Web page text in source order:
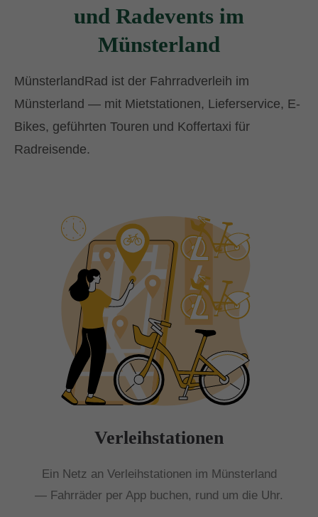
und Radevents im
Münsterland
MünsterlandRad ist der Fahrradverleih im
Münsterland — mit Mietstationen, Lieferservice, E-
Bikes, geführten Touren und Koffertaxi für
Radreisende.
Verleihstationen
Ein Netz an Verleihstationen im Münsterland
— Fahrräder per App buchen, rund um die Uhr.